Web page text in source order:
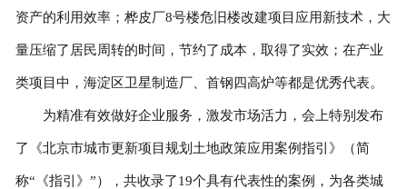
资产的利用效率；桦皮厂8号楼危旧楼改建项目应用新技术，大
量压缩了居民周转的时间，节约了成本，取得了实效；在产业
类项目中，海淀区卫星制造厂、首钢四高炉等都是优秀代表。
为精准有效做好企业服务，激发市场活力，会上特别发布
了《北京市城市更新项目规划土地政策应用案例指引》（简
称“《指引》”），共收录了19个具有代表性的案例，为各类城